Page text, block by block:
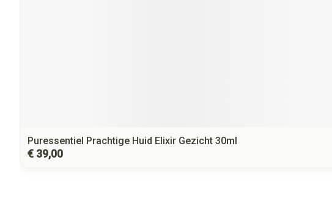
Puressentiel Prachtige Huid Elixir Gezicht 30ml
€ 39,00